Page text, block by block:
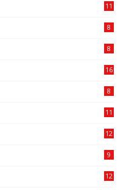
11
8
8
16
8
11
12
9
12